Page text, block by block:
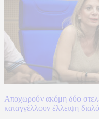
Αποχωρούν ακόμη δύο
καταγγέλλουν έλλειψη